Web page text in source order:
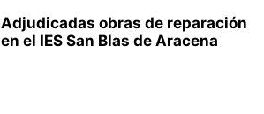
Adjudicadas obras de reparación
en el IES San Blas de Aracena